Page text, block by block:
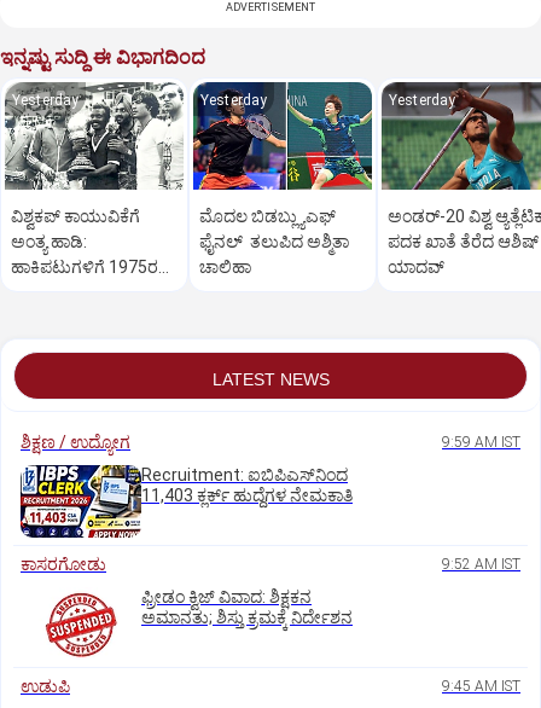
ADVERTISEMENT
ಇನ್ನಷ್ಟು ಸುದ್ದಿ ಈ ವಿಭಾಗದಿಂದ
Yesterday
ವಿಶ್ವಕಪ್‌ ಕಾಯುವಿಕೆಗೆ
ಅಂತ್ಯ ಹಾಡಿ:
ಹಾಕಿಪಟುಗಳಿಗೆ 1975ರ
Yesterday
ಮೊದಲ ಬಿಡಬ್ಲ್ಯುಎಫ್‌
ಫೈನಲ್‌ ತಲುಪಿದ ಅಶ್ಮಿತಾ
ಚಾಲಿಹಾ
Yesterday
ಅಂಡರ್‌-20 ವಿಶ್ವ
ಪದಕ ಖಾತೆ ತೆರೆದ ಆಶಿಷ್‌
ಯಾದವ್‌
LATEST NEWS
ಶಿಕ್ಷಣ / ಉದ್ಯೋಗ 9:59 AM IST
Recruitment: ಐಬಿಪಿಎಸ್‌ನಿಂದ
11,403 ಕ್ಲರ್ಕ್‌ ಹುದ್ದೆಗಳ ನೇಮಕಾತಿ
ಕಾಸರಗೋಡು 9:52 AM IST
ಫ್ರೀಡಂ ಕ್ವಿಜ್‌ ವಿವಾದ: ಶಿಕ್ಷಕನ
ಅಮಾನತು; ಶಿಸ್ತು ಕ್ರಮಕ್ಕೆ ನಿರ್ದೇಶನ
ಉಡುಪಿ 9:45 AM IST